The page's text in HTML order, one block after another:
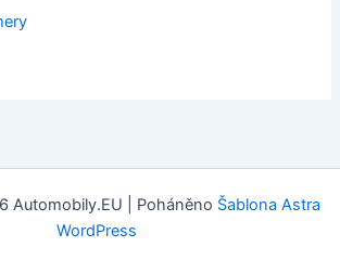
Automobily.EU | Poháněno Šablona Astra
WordPress